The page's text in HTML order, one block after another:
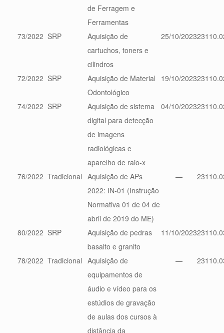
de Ferragem e
Ferramentas
73/2022 SRP
Aquisição de
cartuchos, toners e
cilindros
25/10/2023
72/2022 SRP
Aquisição de Material
Odontológico
19/10/2023
74/2022 SRP
Aquisição de sistema
digital para detecção
de imagens
radiológicas e
aparelho de raio-x
04/10/2023
76/2022 Tradicional Aquisição de APs
2022: IN-01 (Instrução
Normativa 01 de 04 de
abril de 2019 do ME)
—
80/2022 SRP
Aquisição de pedras
basalto e granito
11/10/2023
78/2022 Tradicional Aquisição de
equipamentos de
áudio e vídeo para os
estúdios de gravação
de aulas dos cursos à
distância da
—